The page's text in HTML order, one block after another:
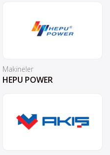
Makineler
HEPU POWER